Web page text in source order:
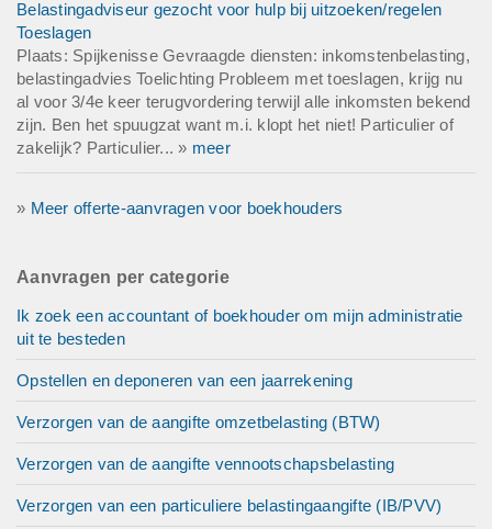
Belastingadviseur gezocht voor hulp bij uitzoeken/regelen
Toeslagen
Plaats: Spijkenisse Gevraagde diensten: inkomstenbelasting,
belastingadvies Toelichting Probleem met toeslagen, krijg nu
al voor 3/4e keer terugvordering terwijl alle inkomsten bekend
zijn. Ben het spuugzat want m.i. klopt het niet! Particulier of
zakelijk? Particulier... » meer
» Meer offerte-aanvragen voor boekhouders
Aanvragen per categorie
Ik zoek een accountant of boekhouder om mijn administratie
uit te besteden
Opstellen en deponeren van een jaarrekening
Verzorgen van de aangifte omzetbelasting (BTW)
Verzorgen van de aangifte vennootschapsbelasting
Verzorgen van een particuliere belastingaangifte (IB/PVV)